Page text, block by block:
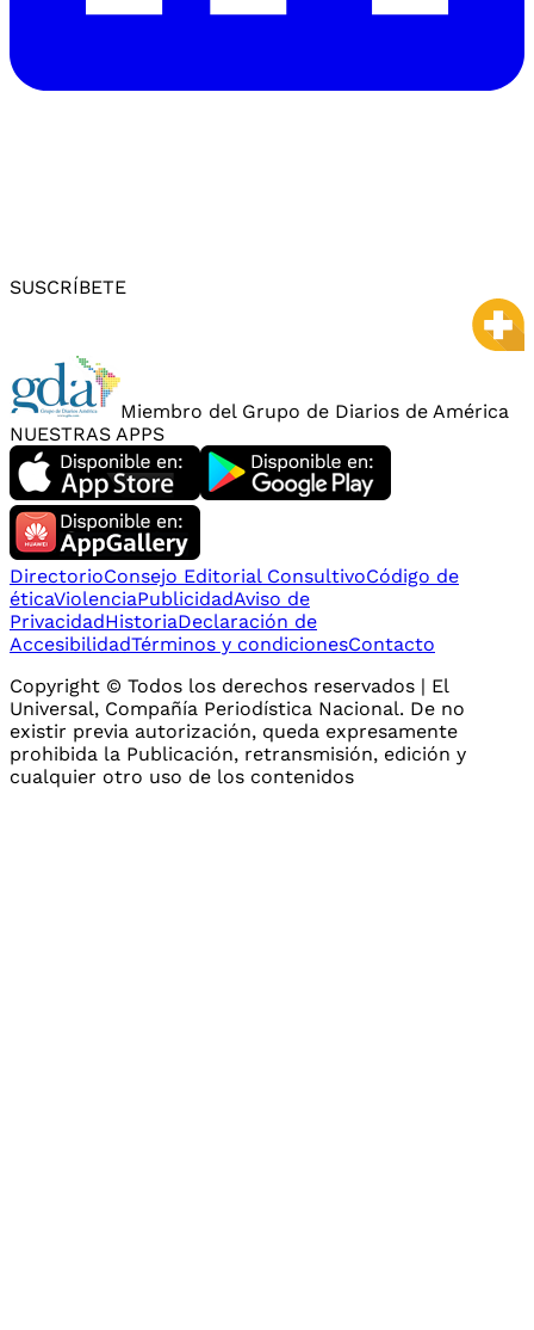
SUSCRÍBETE
Miembro del Grupo de Diarios de América
NUESTRAS APPS
DirectorioConsejo Editorial ConsultivoCódigo de
éticaViolenciaPublicidadAviso de
PrivacidadHistoriaDeclaración de
AccesibilidadTérminos y condicionesContacto
Copyright © Todos los derechos reservados | El
Universal, Compañía Periodística Nacional. De no
existir previa autorización, queda expresamente
prohibida la Publicación, retransmisión, edición y
cualquier otro uso de los contenidos